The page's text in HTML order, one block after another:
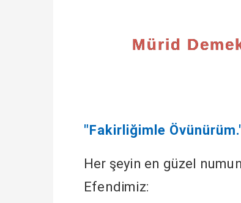
Mürid
"Fakirliğimle
Her şeyin en güzel
Efendimiz: